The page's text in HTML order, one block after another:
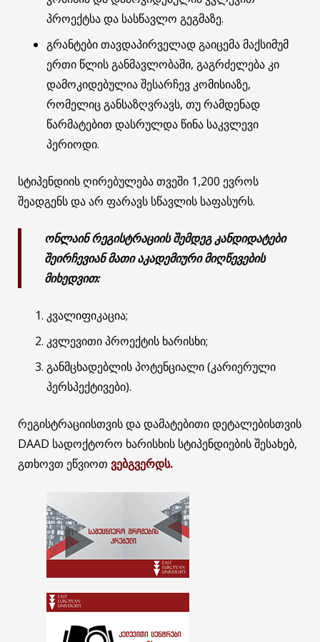
პროექტსა და სასწავლო გეგმაზე.
გრანტები თავდაპირველად გაიცემა მაქსიმუმ
ერთი წლის განმავლობაში, გაგრძელება კი
დამოკიდებულია შესარჩევ კომისიაზე,
რომელიც განსაზღვრავს, თუ რამდენად
წარმატებით დასრულდა წინა საკვლევი
პერიოდი.
სტიპენდიის ღირებულება თვეში 1,200 ევროს
შეადგენს და არ ფარავს სწავლის საფასურს.
ონლაინ რეგისტრაციის შემდეგ კანდიდატები
შეირჩევიან მათი აკადემიური მიღწევების
მიხედვით:
კვალიფიკაცია;
კვლევითი პროექტის ხარისხი;
განმცხადებლის პოტენციალი (კარიერული
პერსპექტივები).
რეგისტრაციისთვის და დამატებითი დეტალებისთვის
DAAD სადოქტორო ხარისხის სტიპენდიების შესახებ,
გთხოვთ ეწვიოთ ვებგვერდს.